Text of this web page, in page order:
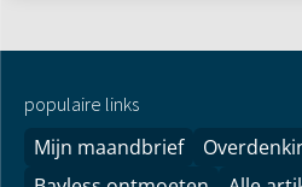
populaire links
Mijn maandbrief